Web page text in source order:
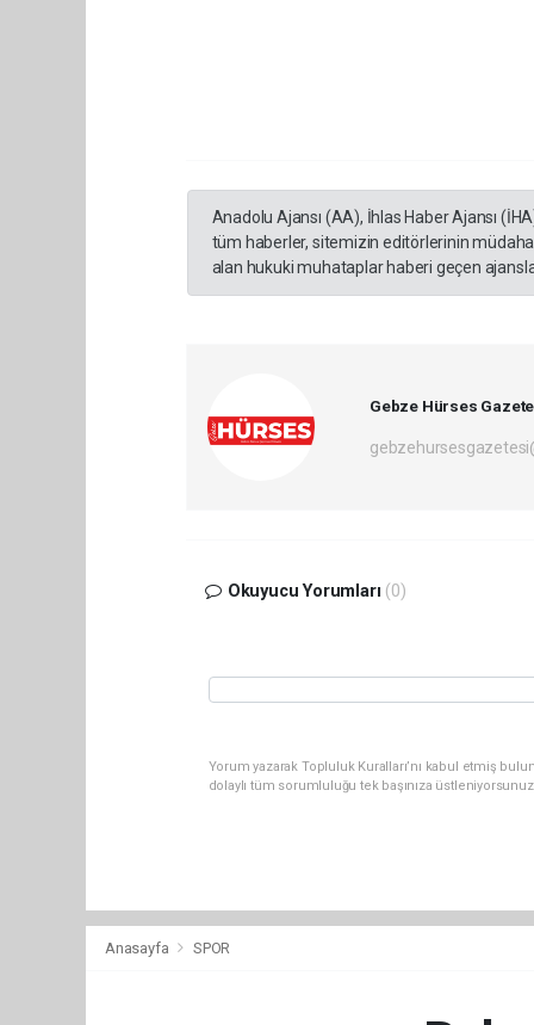
Anadolu Ajansı (AA), İhlas Haber Ajansı
tüm haberler, sitemizin editörlerinin
alan hukuki muhataplar haberi geçen
Gebze Hürses
Okuyucu Yorumları (0)
Yorum yazarak Topluluk Kuralları’nı kabul etmiş
dolaylı tüm sorumluluğu tek başınıza
Anasayfa SPOR